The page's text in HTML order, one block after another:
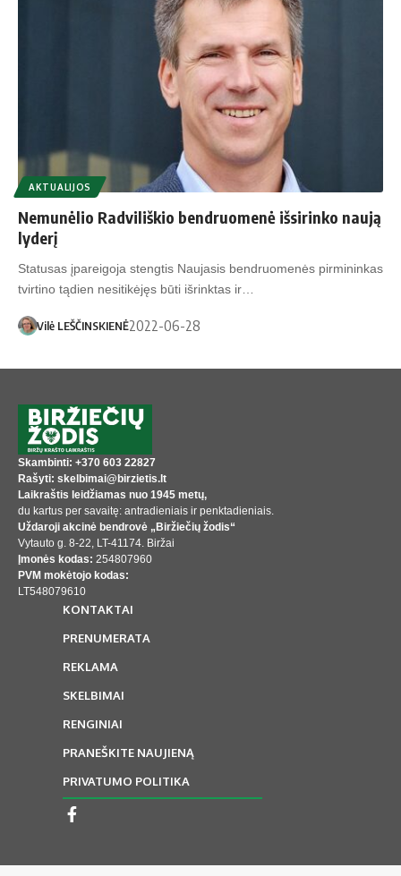
AKTUALIJOS
Nemunėlio Radviliškio bendruomenė išsirinko naują
lyderį
Statusas įpareigoja stengtis Naujasis bendruomenės pirmininkas
tvirtino tądien nesitikėjęs būti išrinktas ir…
Vilė LEŠČINSKIENĖ2022-06-28
Skambinti: +370 603 22827
Rašyti: skelbimai@birzietis.lt
Laikraštis leidžiamas nuo 1945 metų,
du kartus per savaitę: antradieniais ir penktadieniais.
Uždaroji akcinė bendrovė „Biržiečių žodis“
Vytauto g. 8-22, LT-41174. Biržai
Įmonės kodas: 254807960
PVM mokėtojo kodas:
LT548079610
KONTAKTAI
PRENUMERATA
REKLAMA
SKELBIMAI
RENGINIAI
PRANEŠKITE NAUJIENĄ
PRIVATUMO POLITIKA